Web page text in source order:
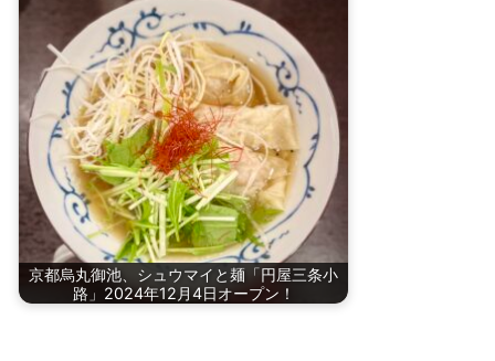
京都烏丸御池、シュウマイと麺「円屋三条小
路」2024年12月4日オープン！